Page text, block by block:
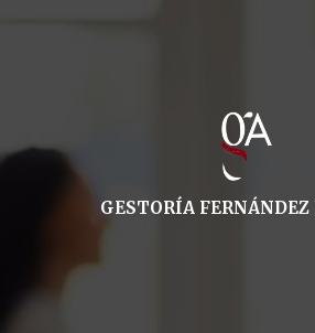
GESTORÍA